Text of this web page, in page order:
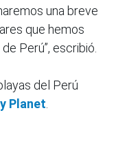
una breve
que hemos
Perú”, escribió.
del Perú
Planet